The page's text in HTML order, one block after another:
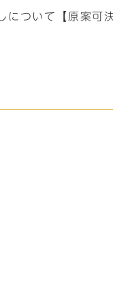
ついて【原案可決